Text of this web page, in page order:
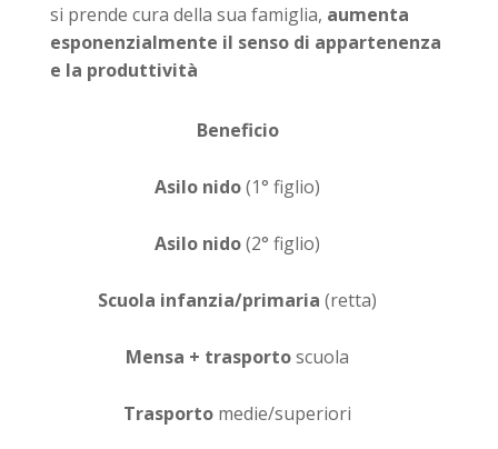
si prende cura della sua famiglia, aumenta
esponenzialmente il senso di appartenenza
e la produttività
Beneficio
Asilo nido(1° figlio)
Asilo nido(2° figlio)
Scuola infanzia/primaria (retta)
Mensa + trasportoscuola
Trasporto medie/superiori